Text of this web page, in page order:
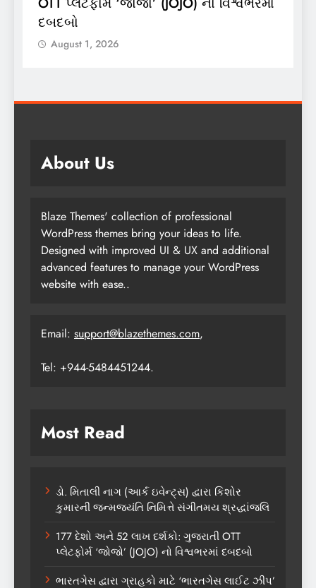
લોન્ચિંગ
August 1, 2026
About Us
Blaze Themes' collection of professional
WordPress themes bring your ideas to life.
Designed with improved UI & UX and additional
advanced features to manage your WordPress
website with ease..
Email: support@blazethemes.com,
Tel: +944-5484451244.
Most Read
ડો. મિતાલી નાગ (આર્ક ઇવેન્ટ્સ) દ્વારા કિશોર
કુમારની જન્મજયંતિ નિમિત્તે સંગીતમય શ્રદ્ધાંજલિ
177 દેશો અને 52 લાખ દર્શકો: ગુજરાતી OTT
પ્લેટફોર્મ ‘જોજો’ (JOJO) નો વિશ્વભરમાં દબદબો
ભારતગેસ દ્વારા ગ્રાહકો માટે ‘ભારતગેસ લાઈટ ઝીપ’